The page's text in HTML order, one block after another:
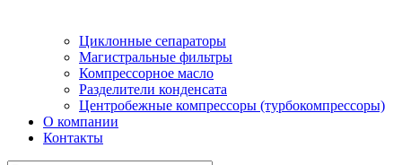
Циклонные сепараторы
Магистральные фильтры
Компрессорное масло
Разделители конденсата
Центробежные компрессоры (турбокомпрессоры)
О компании
Контакты